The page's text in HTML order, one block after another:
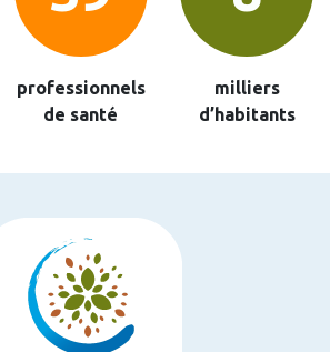
professionnels
de santé
milliers
d’habitants